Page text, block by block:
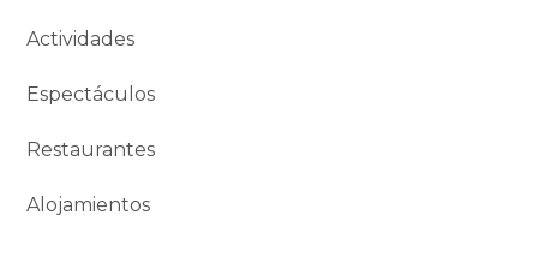
Actividades
Espectáculos
Restaurantes
Alojamientos